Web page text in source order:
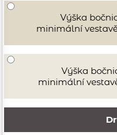
Výška
minimální
Výška
minimální